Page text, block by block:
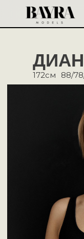
Обувь
172см 88/